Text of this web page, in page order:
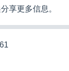
享更多信息。